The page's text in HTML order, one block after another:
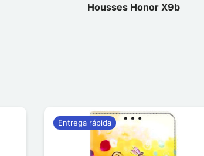
Housses Honor X9b
Entrega rápida